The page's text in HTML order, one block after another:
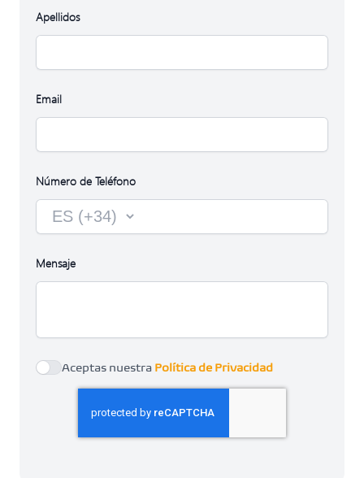
Apellidos
Email
Número de Teléfono
Country
Mensaje
Agree to policies
Aceptas nuestra Política de Privacidad